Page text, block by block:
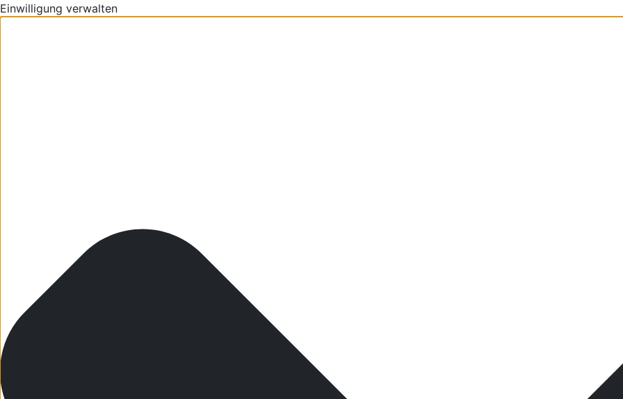
Einwilligung verwalten